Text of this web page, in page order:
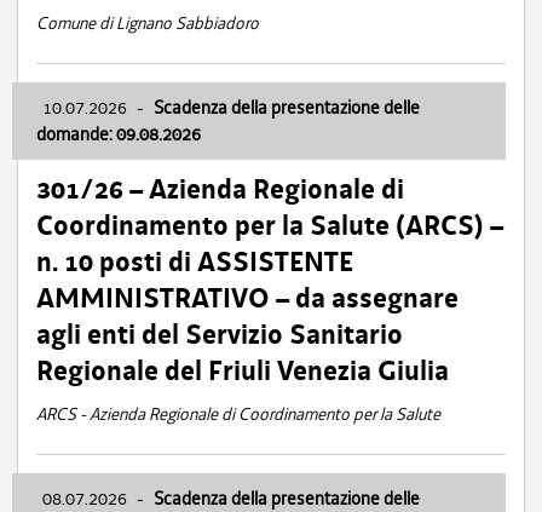
Comune di Lignano Sabbiadoro
10.07.2026 - Scadenza della presentazione delle
domande: 09.08.2026
301/26 – Azienda Regionale di
Coordinamento per la Salute (ARCS) –
n. 10 posti di ASSISTENTE
AMMINISTRATIVO – da assegnare
agli enti del Servizio Sanitario
Regionale del Friuli Venezia Giulia
ARCS - Azienda Regionale di Coordinamento per la Salute
08.07.2026 - Scadenza della presentazione delle